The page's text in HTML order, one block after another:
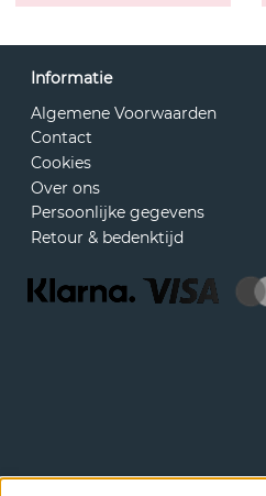
Informatie
Algemene Voorwaarden
Contact
Cookies
Over ons
Persoonlijke gegevens
Retour & bedenktijd